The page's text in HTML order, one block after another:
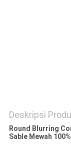
Deskripsi
Round Blurring
Sable Mewah